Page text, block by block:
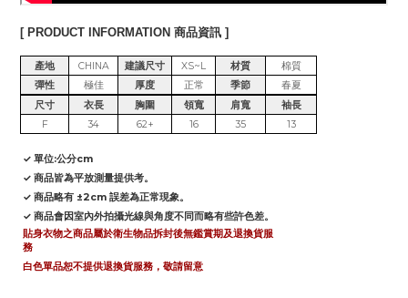
[ PRODUCT INFORMATION 商品資訊 ]
產地 CHINA 建議尺寸 XS~L 材質
棉質
彈性
極佳 厚度 正常 季節
春夏
尺寸
衣長 胸圍 領寬 肩寬
袖長
F
34 62+ 16 35 13
✓ 單位:公分cm
✓ 商品皆為平放測量提供考。
✓ 商品略有 ±2cm 誤差為正常現象。
✓ 商品會因室內外拍攝光線與角度不同而略有些許色差。
貼身衣物之商品屬於衛生物品拆封後無鑑賞期及退換貨服
務
白色單品恕不提供退換貨服務，敬請留意